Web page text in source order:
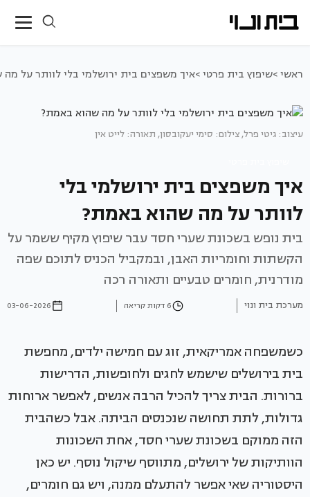
ראשי >שיפוץ בית פרטי >איך משפצים בית ירושלמי בלי לוותר על
עיצוב: גיטי פרל, צילום: סימי יעקובסון, תאורה: לייט אין
איך משפצים בית ירושלמי בלי
לוותר על מה שהוא באמת?
בית נופש בשכונת שערי חסד עבר שיפוץ מקיף ששמר על
הקשתות וחומריות האבן, ובמקביל הכניס לתוכם שפה
מודרנית, חומרים טבעיים ותאורה רכה
מערכת בית ונוי 6 דקות קריאה 03-06-2026
כשמשפחה אמריקאית, זוג עם חמישה ילדים, מחפשת
בית בירושלים שישמש לחגים ולחופשות, הדרישות
ברורות. הבית צריך להכיל הרבה אנשים, לאפשר ארוחות
גדולות, לתת תחושה שנכנסים הביתה. אבל כשהבית
הזה ממוקם בשכונת שערי חסד, אחת השכונות
הוותיקות של ירושלים, מתווסף שיקול נוסף. יש כאן
היסטוריה שאי אפשר להתעלם ממנה, ויש גם חומרים,